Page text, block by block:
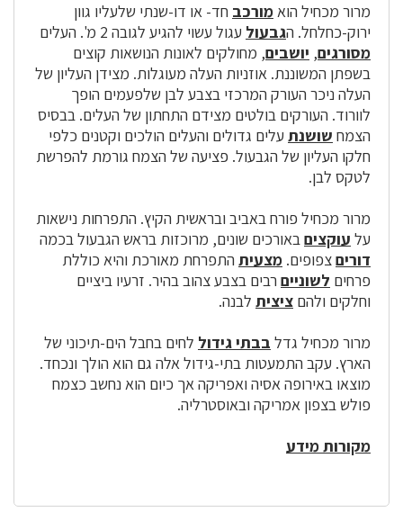
מרור מכחיל הואמורכב חד- או דו-שנתי שלעליו גוון
ירוק-כחלחל. הגבעול עגול עשוי להגיע לגובה 2 מ'. העלים
מסורגים, יושבים, מחולקים לאונות הנושאות קוצים
בשפתן המשוננת. אוזניות העלה מעוגלות. מצידן העליון של
העלה ניכר העורק המרכזי בצבע לבן שלפעמים הופך
לוורוד. העורקים בולטים מצידם התחתון של העלים. בבסיס
הצמח שושנת עלים גדולים והעלים הולכים וקטנים כלפי
חלקו העליון של הגבעול. פציעה של הצמח גורמת להפרשת
לטקס לבן.
מרור מכחיל פורח באביב ובראשית הקיץ. התפרחות נישאות
על עוקציםבאורכים שונים, מרוכזות בראש הגבעול בכמה
דוריםצפופים. מצעית התפרחת מאורכת והיא כוללת
פרחים לשוניים רבים בצבע צהוב בהיר. זרעיו ביציים
וחלקים ולהם ציצית לבנה.
מרור מכחיל גדל בבתי גידול לחים בחבל הים-תיכוני של
הארץ. עקב התמעטות בתי-גידול אלה גם הוא הולך ונכחד.
מוצאו באירופה אסיה ואפריקה אך כיום הוא נחשב כצמח
פולש בצפון אמריקה ובאוסטרליה.
מקורות מידע